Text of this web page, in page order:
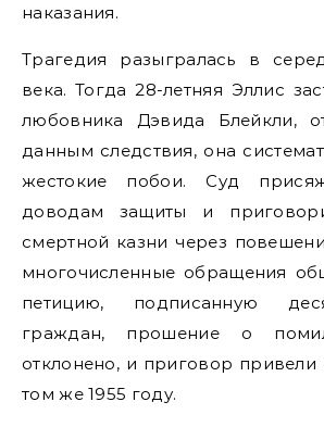
наказания.
Трагедия разыгралась в
века. Тогда 28-летняя Эллис
любовника Дэвида Блейкли,
данным следствия, она
жестокие побои. Суд
доводам защиты и
смертной казни через
многочисленные обращения
петицию, подписанную
граждан, прошение о
отклонено, и приговор привели
том же 1955 году.